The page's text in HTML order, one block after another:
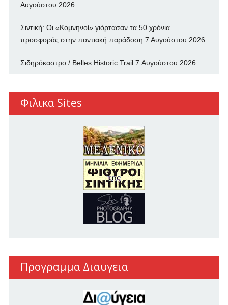
Αυγούστου 2026
Σιντική: Οι «Κομνηνοί» γιόρτασαν τα 50 χρόνια
προσφοράς στην ποντιακή παράδοση 7 Αυγούστου 2026
Σιδηρόκαστρο / Belles Historic Trail 7 Αυγούστου 2026
Φιλικα Sites
Προγραμμα Διαυγεια